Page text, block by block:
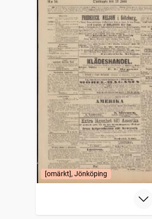
[omärkt], Jönköping